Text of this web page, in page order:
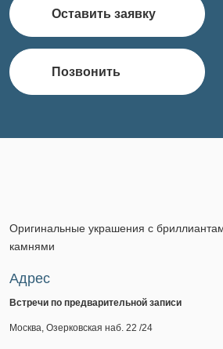
Оставить заявку
Позвонить
Оригинальные украшения с
камнями
Адрес
Встречи по предварительной записи
Москва, Озерковская наб. 22 /24